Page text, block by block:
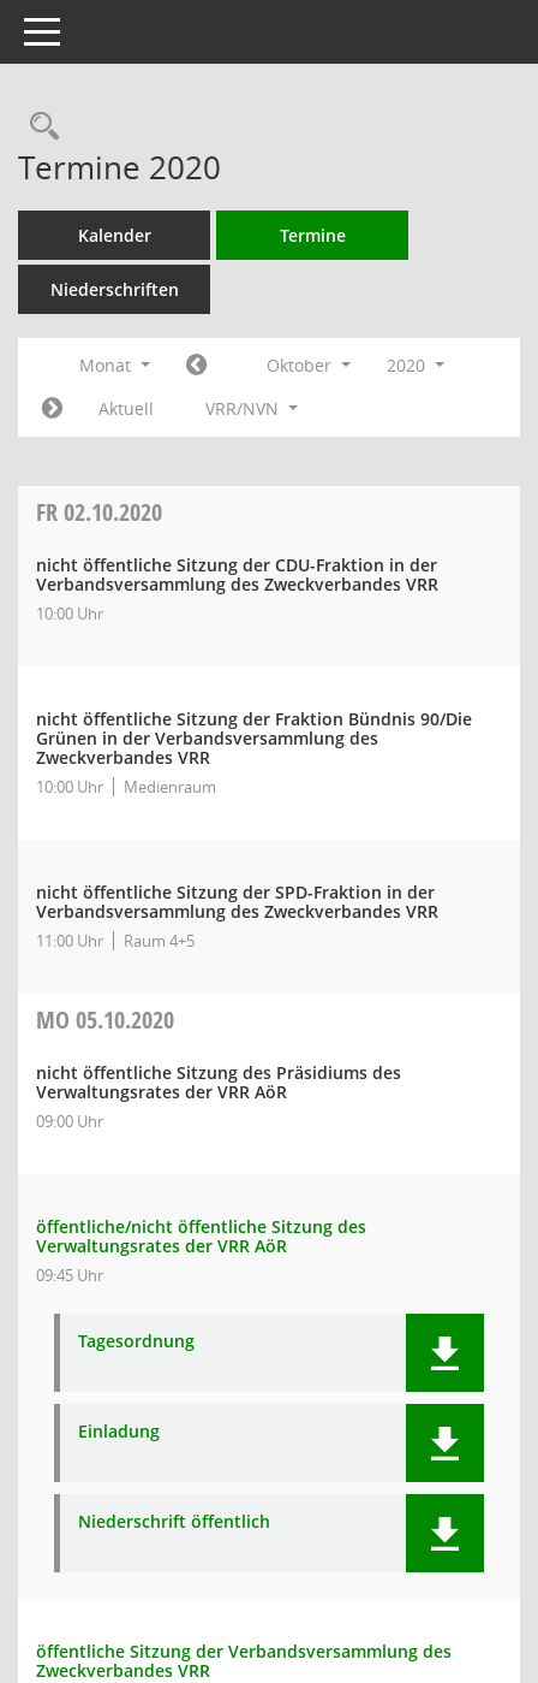
Toggle navigation
Rechercheauswahl
Termine 2020
Kalender Termine
Niederschriften
Monat Oktober
2020
Aktuell
VRR/NVN
FR02.10.2020
nicht öffentliche Sitzung der CDU-Fraktion in der
Verbandsversammlung des Zweckverbandes VRR
10:00 Uhr
nicht öffentliche Sitzung der Fraktion Bündnis 90/Die
Grünen in der Verbandsversammlung des
Zweckverbandes VRR
10:00 Uhr Medienraum
nicht öffentliche Sitzung der SPD-Fraktion in der
Verbandsversammlung des Zweckverbandes VRR
11:00 Uhr Raum 4+5
MO 05.10.2020
nicht öffentliche Sitzung des Präsidiums des
Verwaltungsrates der VRR AöR
09:00 Uhr
öffentliche/nicht öffentliche Sitzung des
Verwaltungsrates der VRR AöR
09:45 Uhr
Tagesordnung
Einladung
Niederschrift öffentlich
öffentliche Sitzung der Verbandsversammlung des
Zweckverbandes VRR